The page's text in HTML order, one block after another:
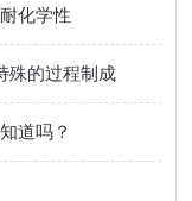
化学性
殊的过程制成
道吗？